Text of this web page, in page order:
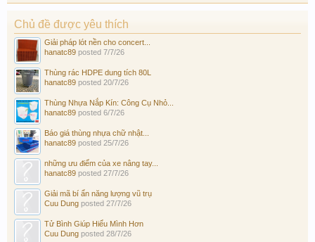
Chủ đề được yêu thích
Giải pháp lót nền cho concert...
hanatc89 posted 7/7/26
Thùng rác HDPE dung tích 80L
hanatc89 posted 20/7/26
Thùng Nhựa Nắp Kín: Công Cụ Nhỏ...
hanatc89 posted 6/7/26
Báo giá thùng nhựa chữ nhật...
hanatc89 posted 25/7/26
những ưu điểm của xe nâng tay...
hanatc89 posted 27/7/26
Giải mã bí ẩn năng lượng vũ trụ
Cuu Dung posted 27/7/26
Tử Bình Giúp Hiểu Mình Hơn
Cuu Dung posted 28/7/26